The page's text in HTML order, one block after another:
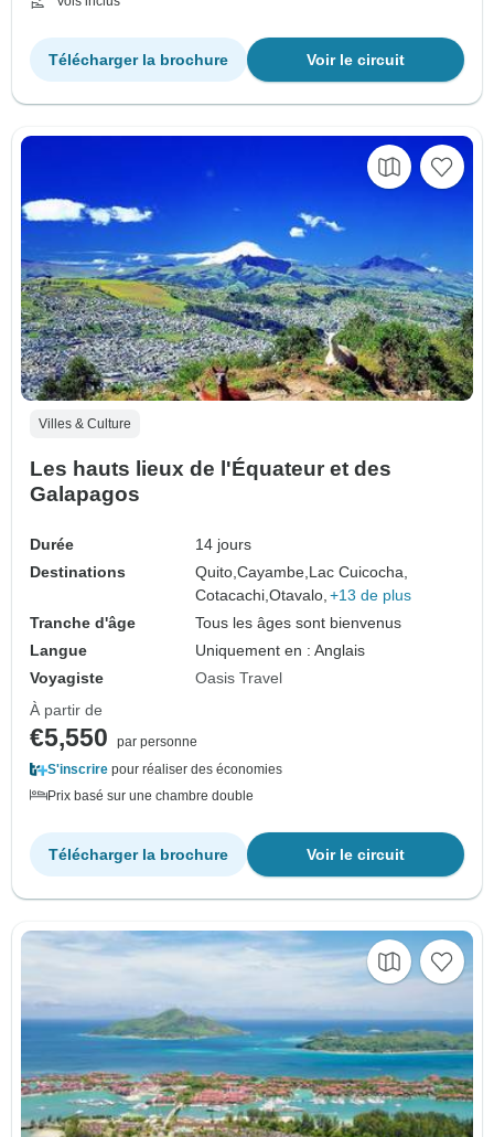
Voir le circuit
Télécharger la brochure
Villes & Culture
Les hauts lieux de l'Équateur et des
Galapagos
Durée
14 jours
Destinations
Quito,Cayambe, Lac Cuicocha,
Cotacachi,Otavalo, +13 de plus
Tranche d'âge
Tous les âges sont bienvenus
Langue
Uniquement en : Anglais
Voyagiste
Oasis Travel
À partir de
€5,550
par personne
S'inscrire pour réaliser des économies
Prix basé sur une chambre double
Voir le circuit
Télécharger la brochure